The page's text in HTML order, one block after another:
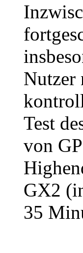
Nutzer
Test
von
GX2
35